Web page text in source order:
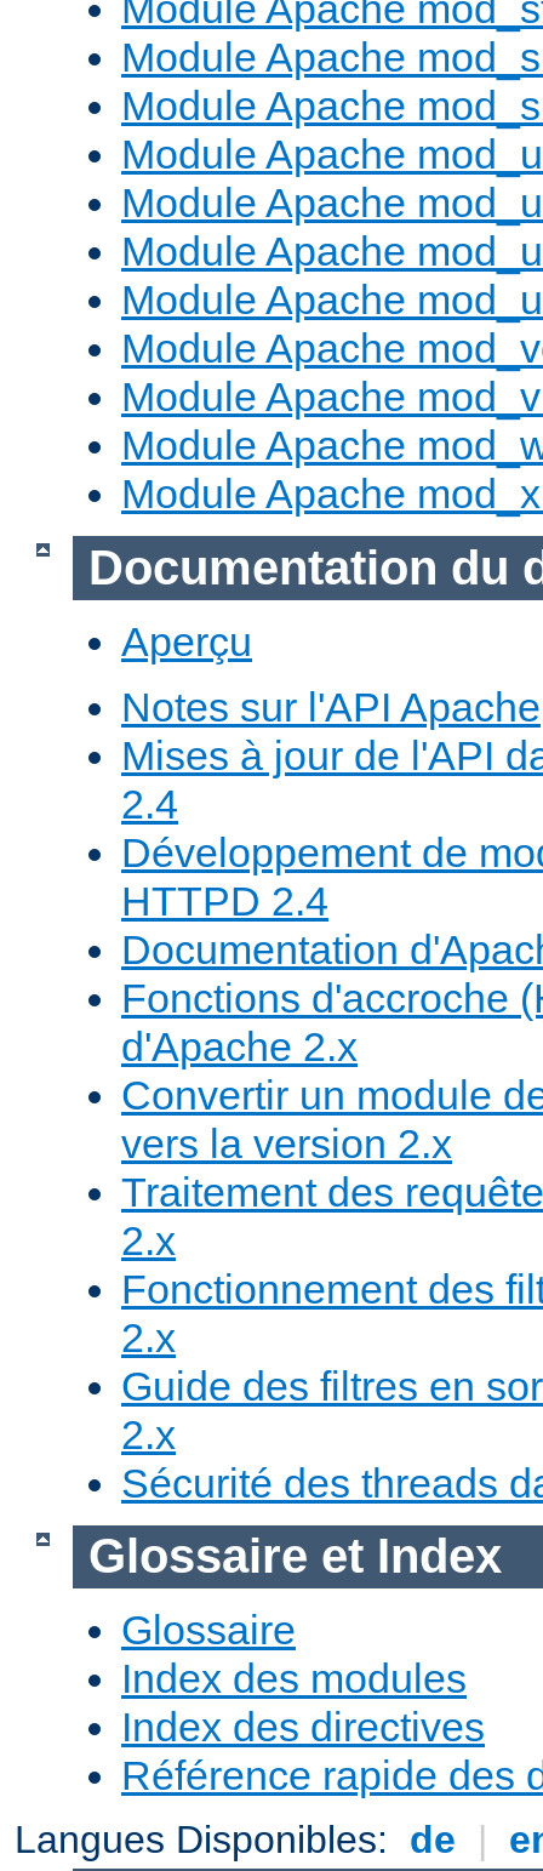
Module Apache
Module Apache
Module Apache
Module Apache
Module Apache
Module Apache
Module Apache
Module Apache
Module Apache
Module Apache
Documentation du
Aperçu
Notes sur l'API Apache
Mises à jour de l'API
2.4
Développement de
HTTPD 2.4
Documentation
Fonctions d'accroche
d'Apache 2.x
Convertir un module
vers la version 2.x
Traitement des
2.x
Fonctionnement des
2.x
Guide des filtres en
2.x
Sécurité des threads
Glossaire et Index
Glossaire
Index des modules
Index des directives
Référence rapide des
Langues Disponibles: de |